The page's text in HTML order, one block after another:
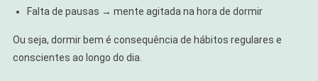
Falta de pausas → mente agitada na hora de dormir
Ou seja, dormir bem é consequência de hábitos regulares e
conscientes ao longo do dia.